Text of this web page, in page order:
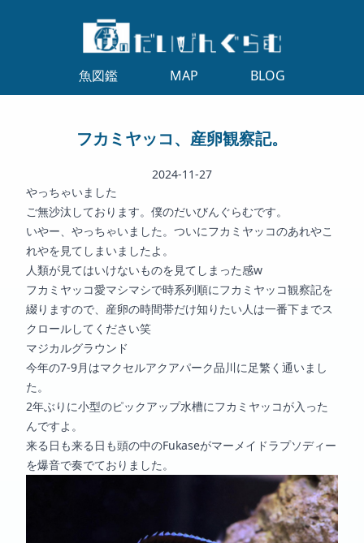
魚図鑑 MAP BLOG
フカミヤッコ、産卵観察記。
2024-11-27
やっちゃいました
ご無沙汰しております。僕のだいびんぐらむです。
いやー、やっちゃいました。ついにフカミヤッコのあれやこ
れやを見てしまいましたよ。
人類が見てはいけないものを見てしまった感w
フカミヤッコ愛マシマシで時系列順にフカミヤッコ観察記を
綴りますので、産卵の時間帯だけ知りたい人は一番下までス
クロールしてください笑
マジカルグラウンド
今年の7-9月はマクセルアクアパーク品川に足繁く通いまし
た。
2年ぶりに小型のピックアップ水槽にフカミヤッコが入った
んですよ。
来る日も来る日も頭の中のFukaseがマーメイドラプソディー
を爆音で奏でておりました。